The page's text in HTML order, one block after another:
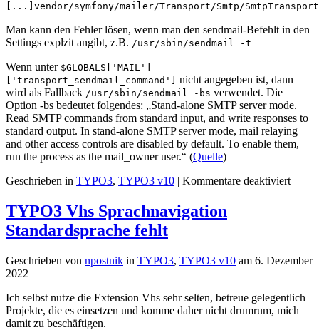
[...]vendor/symfony/mailer/Transport/Smtp/
Man kann den Fehler lösen, wenn man den sendmail-Befehlt in den
Settings explzit angibt, z.B. /usr/sbin/sendmail -t
Wenn unter $GLOBALS['MAIL']
['transport_sendmail_command']
nicht angegeben ist, dann
wird als Fallback /usr/sbin/sendmail -bs verwendet. Die
Option -bs bedeutet folgendes: „Stand-alone SMTP server mode.
Read SMTP commands from standard input, and write responses to
standard output. In stand-alone SMTP server mode, mail relaying
and other access controls are disabled by default. To enable them,
run the process as the mail_owner user.“ (Quelle)
Geschrieben in TYPO3, TYPO3 v10 | Kommentare deaktiviertfür
Plesk
TYPO3 Vhs Sprachnavigation
Standardsprache fehlt
Geschrieben von npostnik in TYPO3, TYPO3 v10 am 6. Dezember
2022
Ich selbst nutze die Extension Vhs sehr selten, betreue gelegentlich
Projekte, die es einsetzen und komme daher nicht drumrum, mich
damit zu beschäftigen.